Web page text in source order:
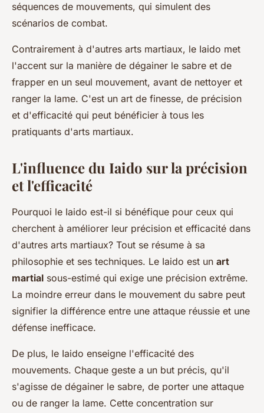
séquences de mouvements, qui simulent des
scénarios de combat.
Contrairement à d'autres arts martiaux, le Iaido met
l'accent sur la manière de dégainer le sabre et de
frapper en un seul mouvement, avant de nettoyer et
ranger la lame. C'est un art de finesse, de précision
et d'efficacité qui peut bénéficier à tous les
pratiquants d'arts martiaux.
L'influence du Iaido sur la précision
et l'efficacité
Pourquoi le Iaido est-il si bénéfique pour ceux qui
cherchent à améliorer leur précision et efficacité dans
d'autres arts martiaux? Tout se résume à sa
philosophie et ses techniques. Le Iaido est un art
martial sous-estimé qui exige une précision extrême.
La moindre erreur dans le mouvement du sabre peut
signifier la différence entre une attaque réussie et une
défense inefficace.
De plus, le Iaido enseigne l'efficacité des
mouvements. Chaque geste a un but précis, qu'il
s'agisse de dégainer le sabre, de porter une attaque
ou de ranger la lame. Cette concentration sur